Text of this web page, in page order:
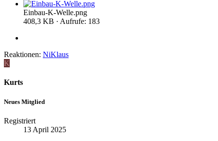
Einbau-K-Welle.png
408,3 KB · Aufrufe: 183
Reaktionen: NiKlaus
K
Kurts
Neues Mitglied
Registriert
13 April 2025